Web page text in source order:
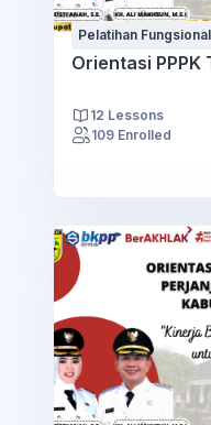
Pelatihan Fungsional
Orientasi PPPK
12 Lessons
109 Enrolled